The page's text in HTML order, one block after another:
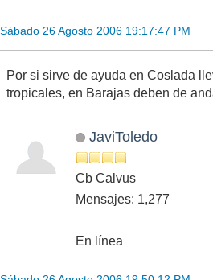
Sábado 26 Agosto 2006 19:17:47 PM
Por si sirve de ayuda en Coslada
tropicales, en Barajas deben de
JaviToledo
Cb Calvus
Mensajes: 1,277
En línea